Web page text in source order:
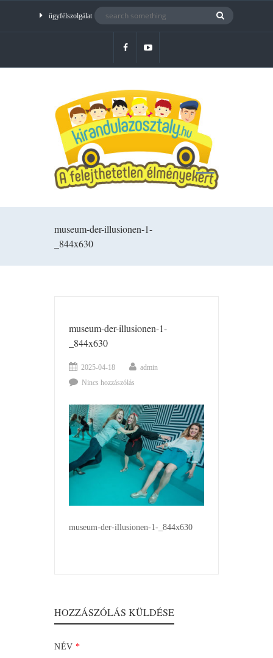
ügyfélszolgálat
museum-der-illusionen-1-
_844x630
museum-der-illusionen-1-
_844x630
2025-04-18
admin
Nincs hozzászólás
museum-der-illusionen-1-_844x630
HOZZÁSZÓLÁS KÜLDÉSE
NÉV *